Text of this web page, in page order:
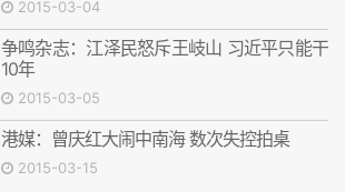
2015-03-04
争鸣杂志：江泽民怒斥王岐山 习近平只能干
10年
2015-03-05
港媒：曾庆红大闹中南海 数次失控拍桌
2015-03-15